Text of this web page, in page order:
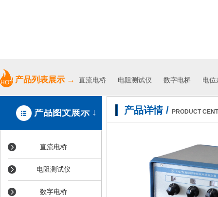
HOT 产品列表展示 → 直流电桥 电阻测试仪 数字电桥 电位
产品详情/ PRODUCT
产品图文展示 ↓
直流电桥
电阻测试仪
数字电桥